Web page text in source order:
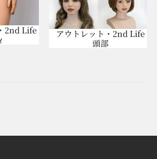
2nd Life
アウトレット・2nd Life
頭部